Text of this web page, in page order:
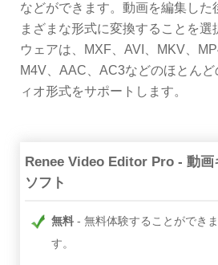
などができます。動画を編集した
まざまな形式に変換することを選
ウェアは、MXF、AVI、MKV、
M4V、AAC、AC3などのほとん
ィオ形式をサポートします。
Renee Video Editor Pro - 動画
ソフト
無料
無料体験することができま
す。